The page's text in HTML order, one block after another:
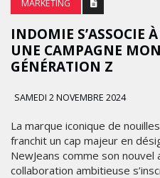
MARKETING
INDOMIE S’ASSOCIE
UNE CAMPAGNE
GÉNÉRATION Z
SAMEDI 2 NOVEMBRE 2024
La marque iconique de
franchit un cap majeur en
NewJeans comme son
collaboration ambitieuse